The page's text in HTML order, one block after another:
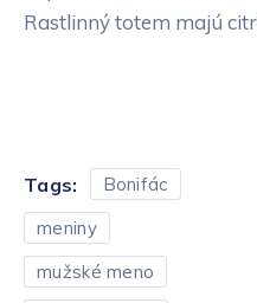
Rastlinný totem majú
Tags:
Bonifác
meniny
mužské meno